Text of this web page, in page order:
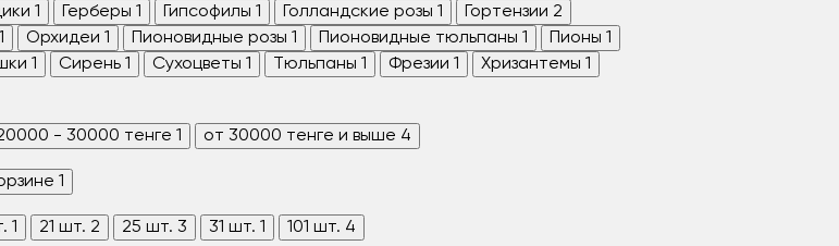
1 Герберы 1 Гипсофилы 1 Голландские розы 1 Гортензии 2
1 Орхидеи 1 Пионовидные розы 1 Пионовидные тюльпаны 1 Пионы 1
1 Сирень 1 Сухоцветы 1 Тюльпаны 1 Фрезии 1 Хризантемы 1
- 30000 тенге 1 от 30000 тенге и выше 4
1
1 21 шт. 2 25 шт. 3 31 шт. 1 101 шт. 4